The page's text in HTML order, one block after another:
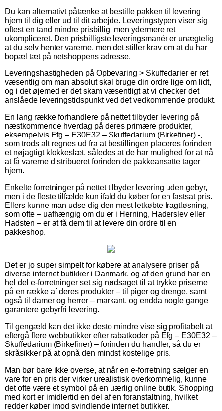
Du kan alternativt påtænke at bestille pakken til levering
hjem til dig eller ud til dit arbejde. Leveringstypen viser sig
oftest en tand mindre prisbillig, men ydermere ret
ukompliceret. Den prisbilligste leveringsmanér er unægtelig
at du selv henter varerne, men det stiller krav om at du har
bopæl tæt på netshoppens adresse.
Leveringshastigheden på Opbevaring > Skuffedarier er ret
væsentlig om man absolut skal bruge din ordre lige om lidt,
og i det øjemed er det skam væsentligt at vi checker det
anslåede leveringstidspunkt ved det vedkommende produkt.
En lang række forhandlere på nettet tilbyder levering på
næstkommende hverdag på deres primære produkter,
eksempelvis Efg – E30E32 – Skuffedarium (Birkefiner) -,
som trods alt regnes ud fra at bestillingen placeres forinden
et nøjagtigt klokkeslæt, således at de har mulighed for at nå
at få varerne distribueret forinden de pakkeansatte tager
hjem.
Enkelte forretninger på nettet tilbyder levering uden gebyr,
men i de fleste tilfælde kun ifald du køber for en fastsat pris.
Ellers kunne man udse dig den mest letkøbte fragtløsning,
som ofte – uafhængig om du er i Herning, Haderslev eller
Hadsten – er at få dem til at levere din ordre til en
pakkeshop.
Det er jo super simpelt for købere at analysere priser på
diverse internet butikker i Danmark, og af den grund har en
hel del e-forretninger set sig nødsaget til at trykke priserne
på en række af deres produkter – til piger og drenge, samt
også til damer og herrer – markant, og endda nogle gange
garantere gebyrfri levering.
Til gengæld kan det ikke desto mindre vise sig profitabelt at
eftergå flere webbutikker efter rabatkoder på Efg – E30E32 –
Skuffedarium (Birkefiner) – forinden du handler, så du er
skråsikker på at opnå den mindst kostelige pris.
Man bør bare ikke overse, at når en e-forretning sælger en
vare for en pris der virker urealistisk overkommelig, kunne
det ofte være et symbol på en uærlig online butik. Shopping
med kort er imidlertid en del af en foranstaltning, hvilket
redder køber imod svindlende internet butikker.